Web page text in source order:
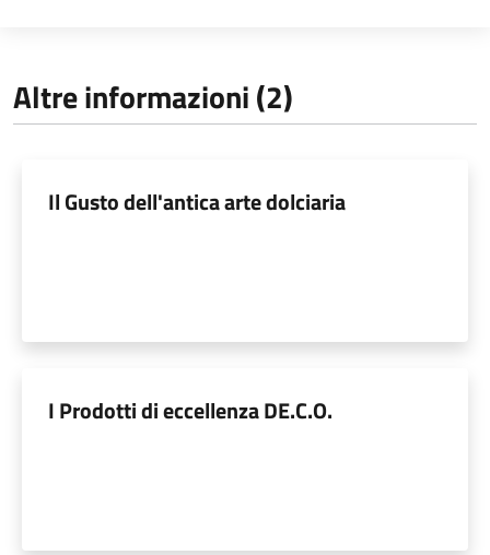
Altre informazioni (2)
Il Gusto dell'antica arte dolciaria
I Prodotti di eccellenza DE.C.O.